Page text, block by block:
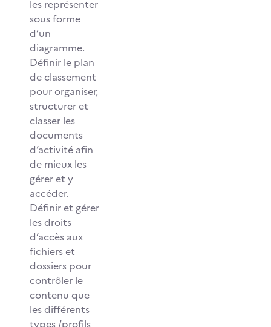
les représenter
sous forme
d’un
diagramme.
Définir le plan
de classement
pour organiser,
structurer et
classer les
documents
d’activité afin
de mieux les
gérer et y
accéder.
Définir et gérer
les droits
d’accès aux
fichiers et
dossiers pour
contrôler le
contenu que
les différents
types /profils